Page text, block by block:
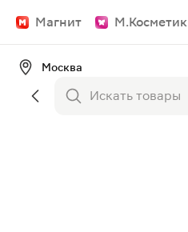
Магнит М.Косметик
Москва